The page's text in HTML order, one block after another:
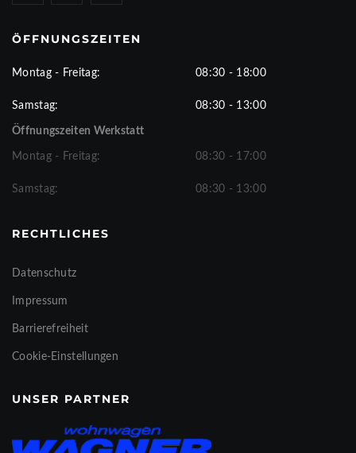
ÖFFNUNGSZEITEN
Montag - Freitag: 08:30 - 18:00
Samstag: 08:30 - 13:00
Öffnungszeiten Werkstatt
Montag - Freitag: 08:30 - 17:00
Samstag: 08:30 - 13:00
RECHTLICHES
Datenschutz
Impressum
Barrierefreiheit
Cookie-Einstellungen
UNSER PARTNER